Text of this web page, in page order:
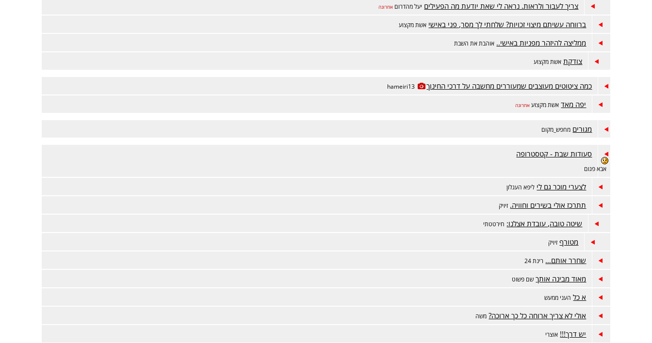
צריך לעבור ולראות. נראה לי שאת יודעת מה הפעילים יעל מהדרום אחרונה
ברווחה עשיתם מיצוי זכויות? שלחתי לך מסר, פני באישי אשת מקצוע
ממליצה להיזהר מפניות באישי.. אוהבת את השבת
צודקת אשת מקצוע
כמה ציטוטים מעוצבים שמעוררים מחשבה על דרכי החינוך hameiri13
יפה מאד אשת מקצוע אחרונה
מגורים מחפש_מקום
סעודות שבת - קטסטרופה
אבא פגום
לצערי מוכר גם לי ליפא העגלון
תתרכז אולי בשירים וחוויה. זיויק
שיטה טובה, עובדת אצלנו: חירטטתי
מטורף זיויק
שחרר אותם… רינת 24
מאוד מבינה אותך שם פשוט
א כל העני ממעש
אולי לא צריך ארוחה כל כך ארוכה? משה
יש דרך!!! אוצרי